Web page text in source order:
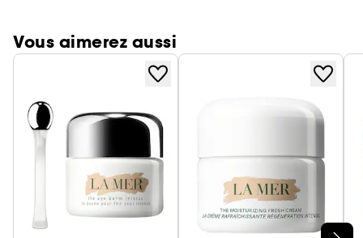
Vous aimerez aussi